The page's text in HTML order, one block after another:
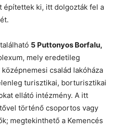
építettek ki, itt dolgozták fel a
5 Puttonyos Borfalu,
mely eredetileg
család lakóháza
turisztikai, borturisztikai
ellátó intézmény. A itt
történő csoportos vagy
megtekinthető a Kemencés